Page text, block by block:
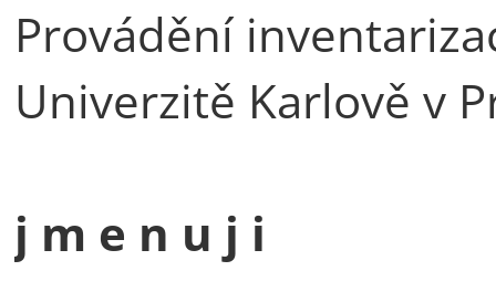
Provádění
Univerzitě Karlově v
j m e n u j i